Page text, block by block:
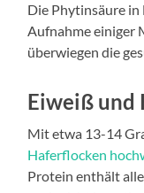
Die Phytinsäure
Aufnahme einiger
überwiegen die
Eiweiß und
Mit etwa 13-14
Haferflocken
Protein enthält